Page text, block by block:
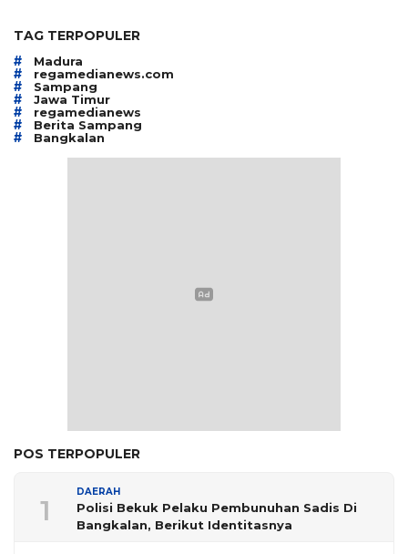
TAG TERPOPULER
# Madura
# regamedianews.com
# Sampang
# Jawa Timur
# regamedianews
# Berita Sampang
# Bangkalan
POS TERPOPULER
1
DAERAH
Polisi Bekuk Pelaku Pembunuhan Sadis Di
Bangkalan, Berikut Identitasnya